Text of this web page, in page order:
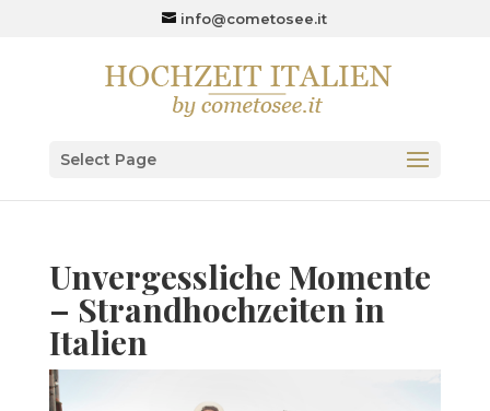
info@cometosee.it
Select Page
Unvergessliche Momente
– Strandhochzeiten in
Italien